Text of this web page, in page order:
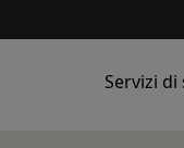
Servizi